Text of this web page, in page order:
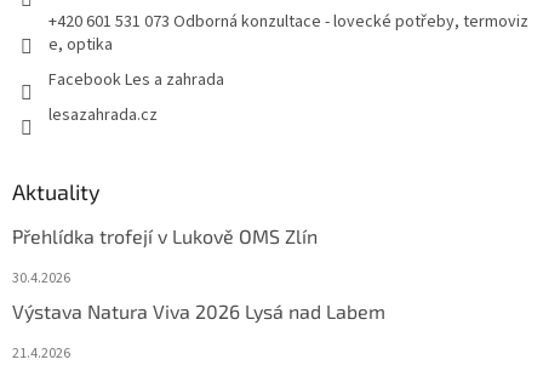
+420 601 531 073 Odborná konzultace - lovecké potřeby, termoviz
e, optika
Facebook Les a zahrada
lesazahrada.cz
Aktuality
Přehlídka trofejí v Lukově OMS Zlín
30.4.2026
Výstava Natura Viva 2026 Lysá nad Labem
21.4.2026